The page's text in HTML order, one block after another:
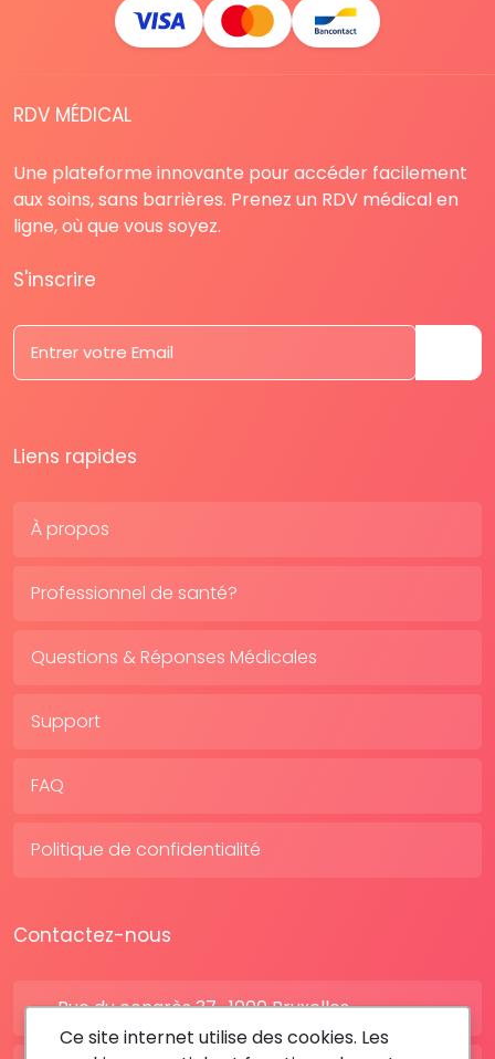
RDV MÉDICAL
Une plateforme innovante pour accéder facilement
aux soins, sans barrières. Prenez un RDV médical en
ligne, où que vous soyez.
S'inscrire
Liens rapides
À propos
Professionnel de santé?
Questions & Réponses Médicales
Support
FAQ
Politique de confidentialité
Contactez-nous
Rue du congrès 37 , 1000 Bruxelles
Ce site internet utilise des cookies. Les